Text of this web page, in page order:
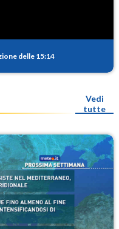
delle 15:14
Vedi
tutte